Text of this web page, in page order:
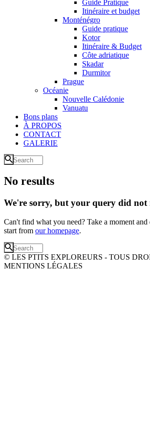
Guide Pratique
Itinéraire et budget
Monténégro
Guide pratique
Kotor
Itinéraire & Budget
Côte adriatique
Skadar
Durmitor
Prague
Océanie
Nouvelle Calédonie
Vanuatu
Bons plans
À PROPOS
CONTACT
GALERIE
No results
We're sorry, but your query did not
Can't find what you need? Take a moment
start from our homepage.
© LES PTITS EXPLOREURS - TOUS
MENTIONS LÉGALES